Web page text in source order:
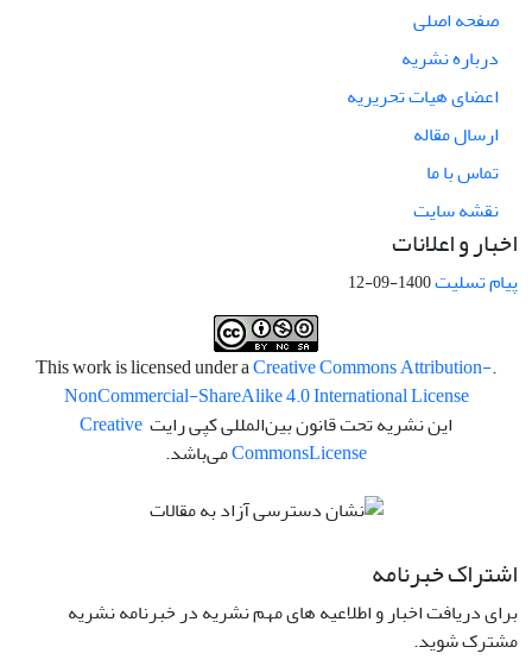
صفحه اصلی
درباره نشریه
اعضای هیات تحریریه
ارسال مقاله
تماس با ما
نقشه سایت
اخبار و اعلانات
پیام تسلیت1400-09-12
.This work is licensed under a
Creative Commons Attribution-
NonCommercial-ShareAlike 4.0 International License
این نشریه تحت قانون بین‌المللی کپی رایت Creative
CommonsLicense می‌باشد.
اشتراک خبرنامه
برای دریافت اخبار و اطلاعیه های مهم نشریه در خبرنامه نشریه
مشترک شوید.